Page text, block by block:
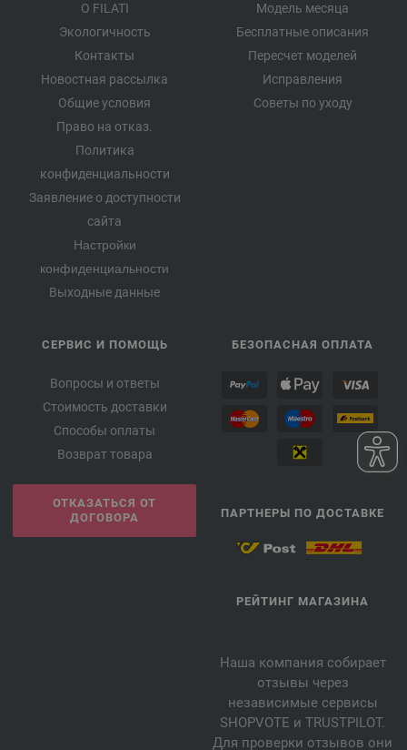
О FILATI
Экологичность
Контакты
Новостная рассылка
Общие условия
Право на отказ.
Политика
конфиденциальности
Заявление о доступности
сайта
Настройки
конфиденциальности
Выходные данные
Модель месяца
Бесплатные описания
Пересчет моделей
Исправления
Советы по уходу
СЕРВИС И ПОМОЩЬ
Вопросы и ответы
Стоимость доставки
Способы оплаты
Возврат товара
ОТКАЗАТЬСЯ ОТ
ДОГОВОРА
БЕЗОПАСНАЯ ОПЛАТА
ПАРТНЕРЫ ПО ДОСТАВКЕ
РЕЙТИНГ МАГАЗИНА
Наша компания собирает
отзывы через
независимые сервисы
SHOPVOTE и TRUSTPILOT.
Для проверки отзывов они